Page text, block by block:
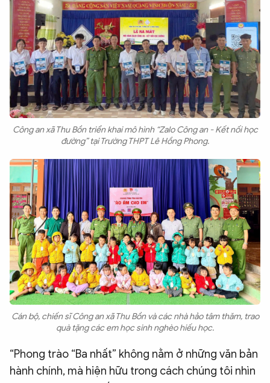
Công an xã Thu Bồn triển khai mô hình “Zalo Công an - Kết nối học
đường” tại Trường THPT Lê Hồng Phong.
Cán bộ, chiến sĩ Công an xã Thu Bồn và các nhà hảo tâm thăm, trao
quà tặng các em học sinh nghèo hiếu học.
“Phong trào “Ba nhất” không nằm ở những văn bản
hành chính, mà hiện hữu trong cách chúng tôi nhìn